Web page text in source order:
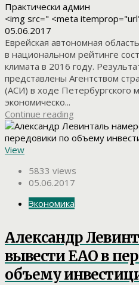
Практически админ
<img src=" <meta
05.06.2017
Еврейская автономная
в национальном рейтинге
климата в 2016 году.
представлены Агентством
(АСИ) в ходе Петербургского
экономическо...
Continue reading
View
5833 views
05.06.2017
Экономика
Александр
вывести ЕАО в
объему